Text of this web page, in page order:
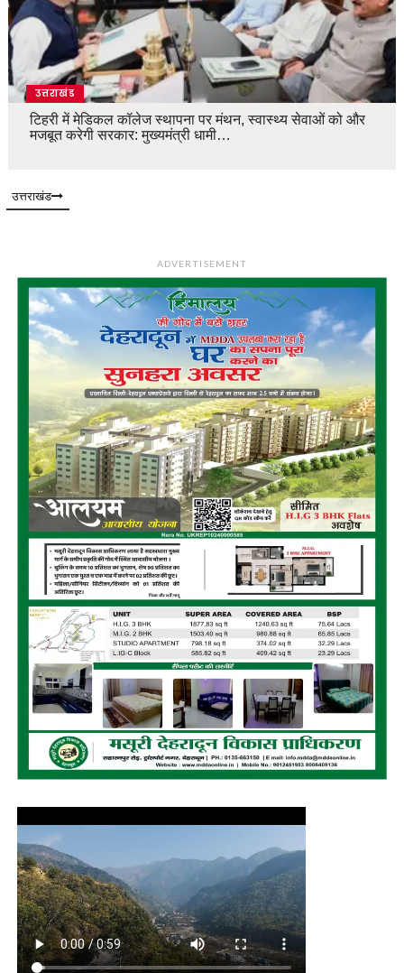
उत्तराखंड
टिहरी में मेडिकल कॉलेज स्थापना पर मंथन, स्वास्थ्य सेवाओं को और
मजबूत करेगी सरकार: मुख्यमंत्री धामी…
उत्तराखंड
ADVERTISEMENT